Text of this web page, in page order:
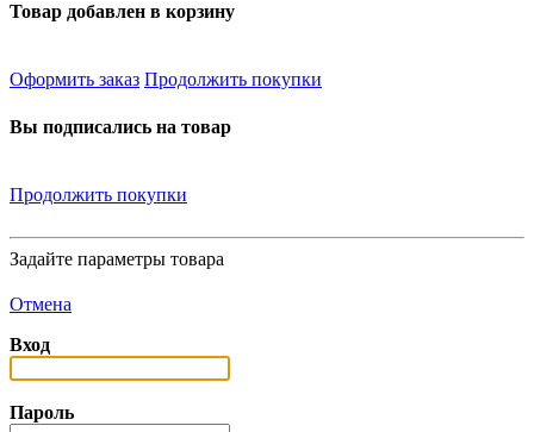
Товар добавлен в корзину
Оформить заказ Продолжить покупки
Вы подписались на товар
Продолжить покупки
Задайте параметры товара
Отмена
Вход
Пароль